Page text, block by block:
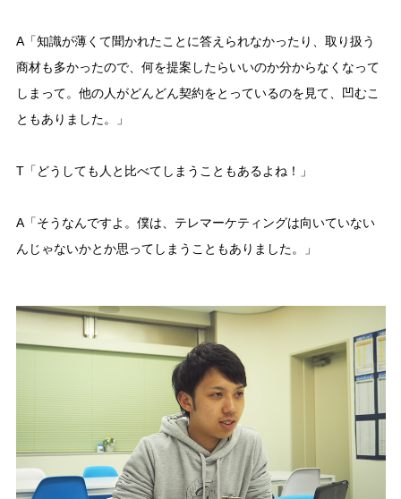
A「知識が薄くて聞かれたことに答えられなかったり、取り扱う
商材も多かったので、何を提案したらいいのか分からなくなって
しまって。他の人がどんどん契約をとっているのを見て、凹むこ
ともありました。」
T「どうしても人と比べてしまうこともあるよね！」
A「そうなんですよ。僕は、テレマーケティングは向いていない
んじゃないかとか思ってしまうこともありました。」